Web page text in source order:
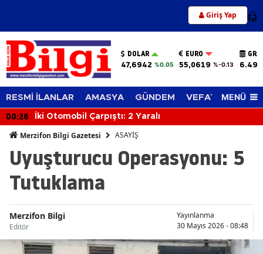
Giriş Yap 12
DOLAR
47,6942 %0.05
EURO
55,0619 %-0.13
RESMİ İLANLAR AMASYA GÜNDEM VEFAT EDENLER
MENÜ
00:26 İki Otomobil Çarpıştı: 2 Yaralı
Merzifon Bilgi Gazetesi ASAYİŞ
Uyuşturucu Operasyonu: 5
Tutuklama
Merzifon Bilgi
Editör
Yayınlanma
30 Mayıs 2026 - 08:48